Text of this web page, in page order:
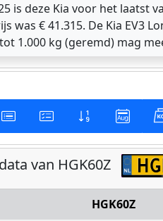
is deze Kia voor het laatst
was € 41.315. De Kia EV3
1.000 kg (geremd) mag
van HGK60Z
HGK60Z